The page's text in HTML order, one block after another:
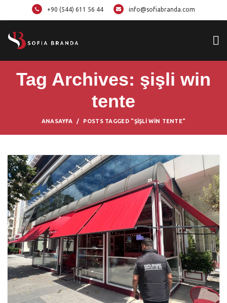
+90 (544) 611 56 44 info@sofiabranda.com
Tag Archives: şişli win
tente
ANASAYFA POSTS TAGGED "ŞIŞLI WIN TENTE"